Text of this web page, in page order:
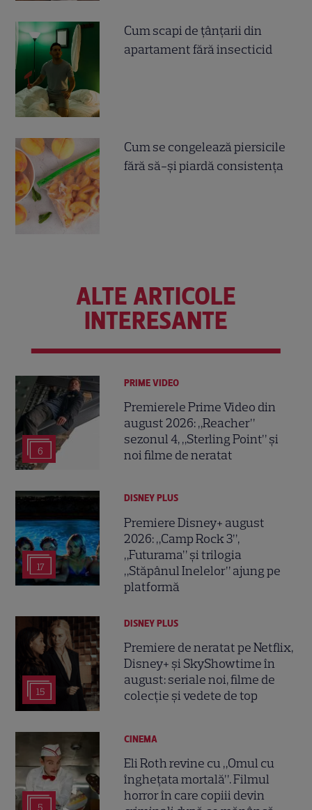
Cum scapi de țânțarii din
apartament fără insecticid
Cum se congelează piersicile
fără să-și piardă consistența
ALTE ARTICOLE
INTERESANTE
6
PRIME VIDEO
Premierele Prime Video din
august 2026: „Reacher”
sezonul 4, „Sterling Point” și
noi filme de neratat
17
DISNEY PLUS
Premiere Disney+ august
2026: „Camp Rock 3”,
„Futurama” și trilogia
„Stăpânul Inelelor” ajung pe
platformă
15
DISNEY PLUS
Premiere de neratat pe Netflix,
Disney+ și SkyShowtime în
august: seriale noi, filme de
colecție și vedete de top
CINEMA
Eli Roth revine cu „Omul cu
înghețata mortală”. Filmul
horror în care copiii devin